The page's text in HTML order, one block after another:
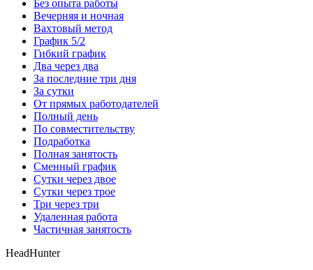
Без опыта работы
Вечерняя и ночная
Вахтовый метод
График 5/2
Гибкий график
Два через два
За последние три дня
За сутки
От прямых работодателей
Полный день
По совместительству
Подработка
Полная занятость
Сменный график
Сутки через двое
Сутки через трое
Три через три
Удаленная работа
Частичная занятость
HeadHunter